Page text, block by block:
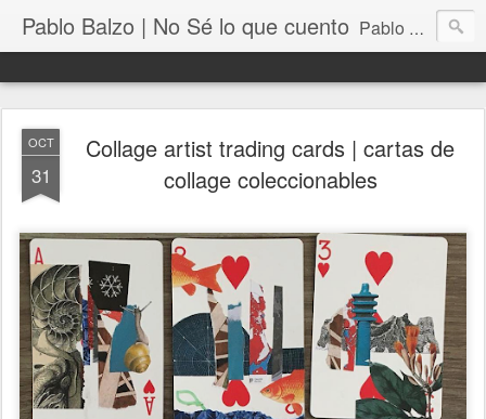
Pablo Balzo | No Sé lo que cuento Pablo Balzo Ilustración-collage
OCT
31
Collage artist trading cards | cartas de
collage coleccionables